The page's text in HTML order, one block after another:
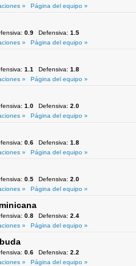
»
Página del equipo »
0.9 Defensiva: 1.5
»
Página del equipo »
1.1 Defensiva: 1.8
»
Página del equipo »
1.0 Defensiva: 2.0
»
Página del equipo »
0.6 Defensiva: 1.8
»
Página del equipo »
0.5 Defensiva: 2.0
»
Página del equipo »
0.8 Defensiva: 2.4
»
Página del equipo »
0.6 Defensiva: 2.2
»
Página del equipo »